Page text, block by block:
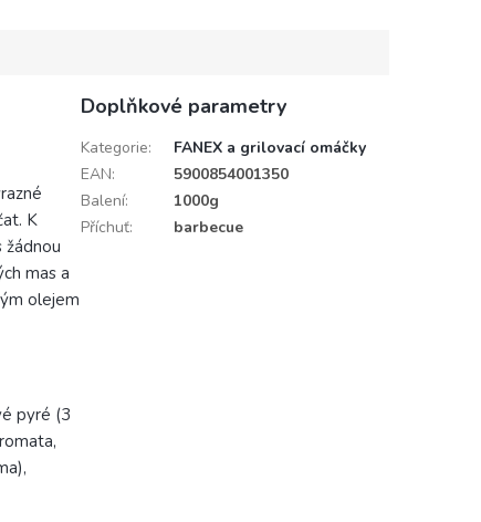
K
žádnou
mas a
olejem
pyré (3
Doplňkové parametry
Kategorie:
FANEX a grilovací omáčky
EAN:
5900854001350
Balení:
1000g
Příchuť: barbecue